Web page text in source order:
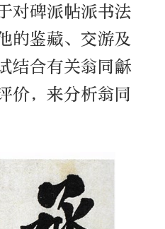
对碑派帖派书法
的鉴藏、交游及
结合有关翁同龢
价，来分析翁同